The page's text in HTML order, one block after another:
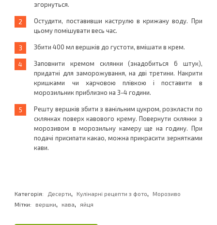
згорнуться.
Остудити, поставивши каструлю в крижану воду. При
цьому помішувати весь час.
Збити 400 мл вершків до густоти, вмішати в крем.
Заповнити кремом склянки (знадобиться 6 штук),
придатні для заморожування, на дві третини. Накрити
кришками чи харчовою плівкою і поставити в
морозильник приблизно на 3-4 години.
Решту вершків збити з ванільним цукром, розкласти по
склянках поверх кавового крему. Повернути склянки з
морозивом в морозильну камеру ще на годину. При
подачі присипати какао, можна прикрасити зернятками
кави.
Категорія: Десерти, Кулінарні рецепти з фото,
Морозиво
Мітки:
вершки, кава, яйця